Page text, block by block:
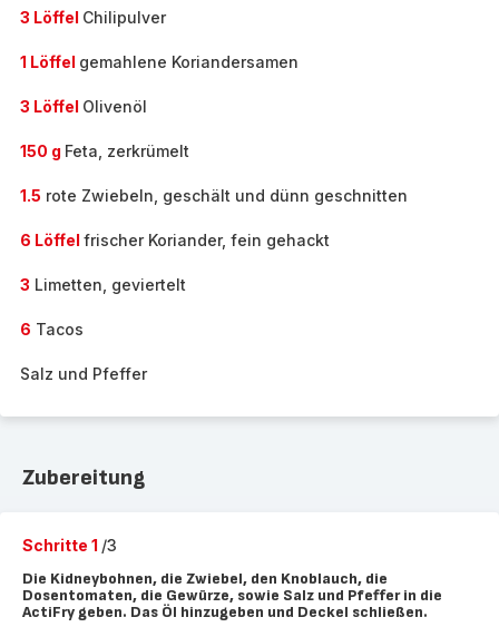
3 Löffel Chilipulver
1 Löffel gemahlene Koriandersamen
3 Löffel Olivenöl
150 g Feta, zerkrümelt
1.5 rote Zwiebeln, geschält und dünn geschnitten
6 Löffel frischer Koriander, fein gehackt
3 Limetten, geviertelt
6 Tacos
Salz und Pfeffer
Zubereitung
Schritte 1 /3
Die Kidneybohnen, die Zwiebel, den Knoblauch, die
Dosentomaten, die Gewürze, sowie Salz und Pfeffer in die
ActiFry geben. Das Öl hinzugeben und Deckel schließen.